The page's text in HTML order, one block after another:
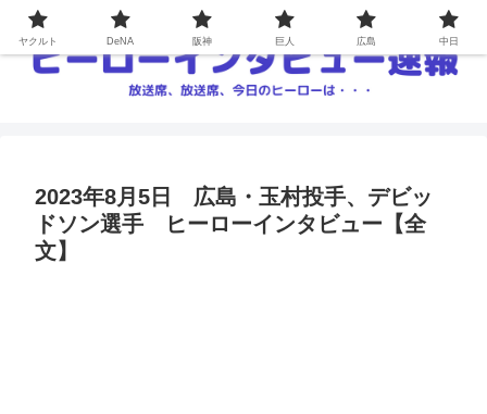
2023年8月5日 広島・玉村投手、デビッ
ドソン選手 ヒーローインタビュー【全
文】
ヤクルト DeNA 阪神 巨人 広島 中日